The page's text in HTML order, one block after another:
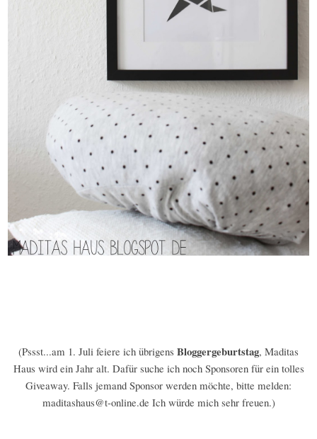
(Pssst...am 1. Juli feiere ich übrigens Bloggergeburtstag, Maditas
Haus wird ein Jahr alt. Dafür suche ich noch Sponsoren für ein tolles
Giveaway. Falls jemand Sponsor werden möchte, bitte melden:
maditashaus@t-online.de Ich würde mich sehr freuen.)